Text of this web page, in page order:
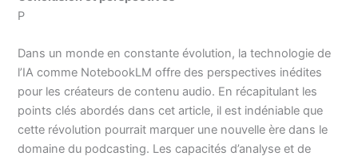
P
Dans un monde en constante évolution, la technologie de
l’IA comme NotebookLM offre des perspectives inédites
pour les créateurs de contenu audio. En récapitulant les
points clés abordés dans cet article, il est indéniable que
cette révolution pourrait marquer une nouvelle ère dans le
domaine du podcasting. Les capacités d’analyse et de